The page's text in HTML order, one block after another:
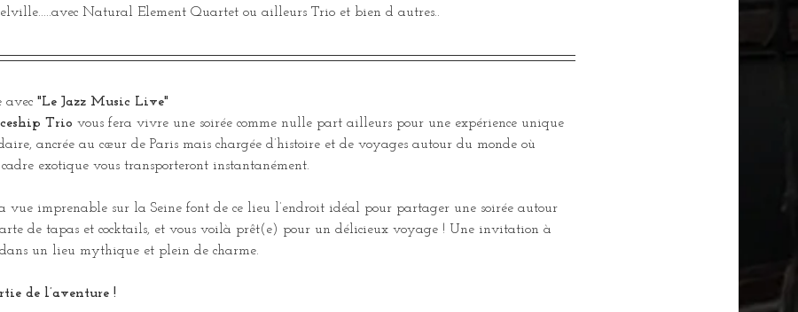
Natural Element Quartet ou ailleurs Trio et bien d autres..
avec "Le Jazz Music Live"
Trio vous fera vivre une soirée comme nulle part ailleurs pour une expérience unique
ancrée au cœur de Paris mais chargée d’histoire et de voyages autour du monde où
exotique vous transporteront instantanément.
vue imprenable sur la Seine font de ce lieu l’endroit idéal pour partager une soirée autour
de tapas et cocktails, et vous voilà prêt(e) pour un délicieux voyage ! Une invitation à
un lieu mythique et plein de charme.
de l’aventure !